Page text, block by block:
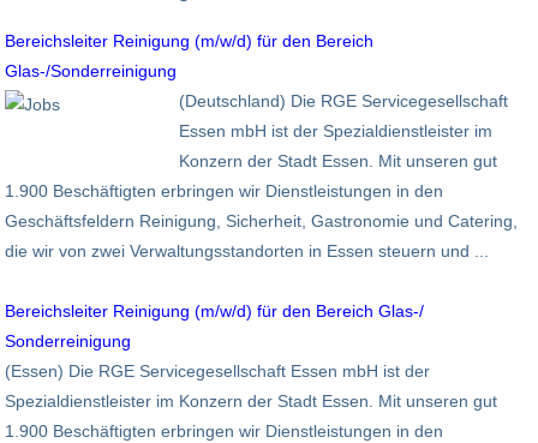
Bereichsleiter Reinigung (m/w/d) für den Bereich
Glas-/Sonderreinigung
(Deutschland) Die RGE Servicegesellschaft
Essen mbH ist der Spezialdienstleister im
Konzern der Stadt Essen. Mit unseren gut
1.900 Beschäftigten erbringen wir Dienstleistungen in den
Geschäftsfeldern Reinigung, Sicherheit, Gastronomie und Catering,
die wir von zwei Verwaltungsstandorten in Essen steuern und ...
Bereichsleiter Reinigung (m/w/d) für den Bereich Glas-/
Sonderreinigung
(Essen) Die RGE Servicegesellschaft Essen mbH ist der
Spezialdienstleister im Konzern der Stadt Essen. Mit unseren gut
1.900 Beschäftigten erbringen wir Dienstleistungen in den